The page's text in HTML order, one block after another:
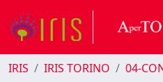
IRIS IRIS TORINO 04-